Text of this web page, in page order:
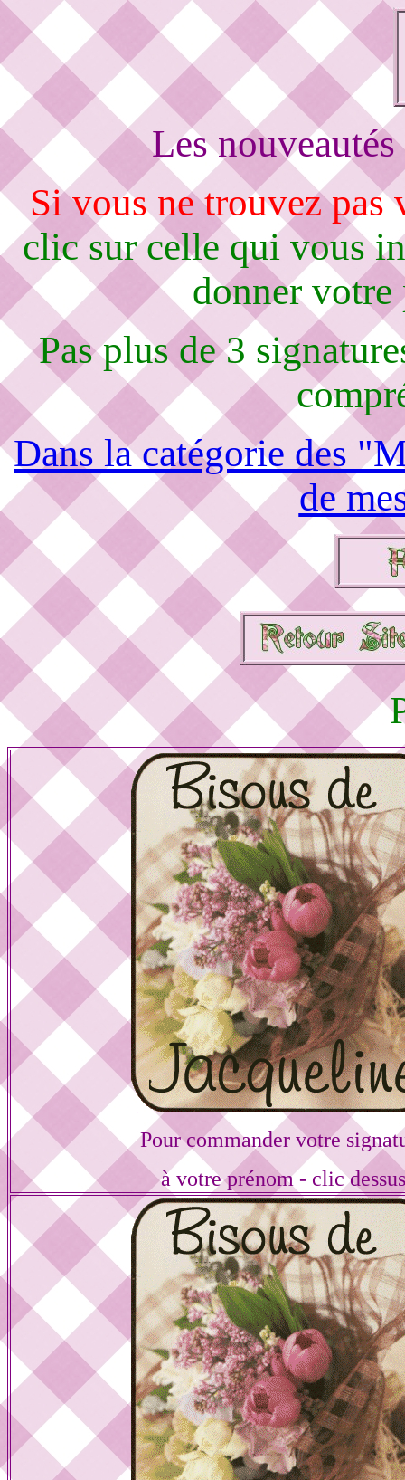
Les
Si vous ne trouvez pas
clic sur celle qui vous
donner votre
Pas plus de 3
Dans la catégorie des
de
Pour commander votre
à votre prénom - clic dessus